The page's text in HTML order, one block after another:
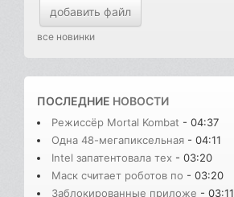
добавить файл
все новинки
ПОСЛЕДНИЕ НОВОСТИ
Режиссёр Mortal Kombat - 04:37
Одна 48-мегапиксельная - 04:11
Intel запатентовала тех - 03:20
Маск считает роботов по - 03:20
Заблокированные приложе - 03:11